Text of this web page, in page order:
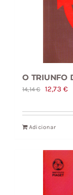
O TRIUNFO
14,14€
O
original
era:
12,73€O
Adicionar